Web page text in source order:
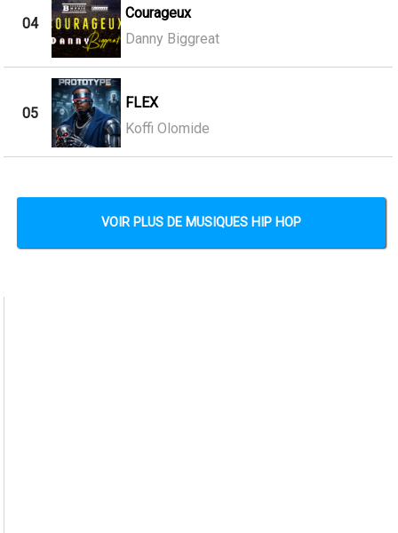
04
Courageux
Danny Biggreat
05
FLEX
Koffi Olomide
VOIR PLUS DE MUSIQUES HIP HOP